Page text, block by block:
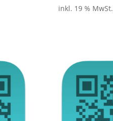
inkl. 19 % MwSt.